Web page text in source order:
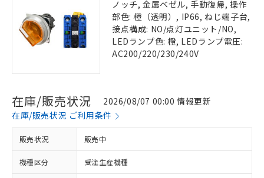
ノッチ, 金属ベゼル, 手動復帰, 操作
部色: 橙（透明）, IP66, ねじ端子台,
接点構成: NO/点灯ユニット/NO,
LEDランプ色: 橙, LEDランプ電圧:
AC200/220/230/240V
在庫/販売状況
2026/08/07 00:00 情報更新
在庫/販売状況 ご利用条件
販売状況 販売中
機種区分 受注生産機種